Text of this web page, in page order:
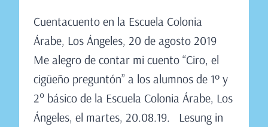
Claudia
Engeler
Cuentacuento en la Escuela Colonia
Árabe, Los Ángeles, 20 de agosto 2019
Me alegro de contar mi cuento “Ciro, el
cigüeño preguntón” a los alumnos de 1º y
2° básico de la Escuela Colonia Árabe, Los
Ángeles, el martes, 20.08.19. Lesung in